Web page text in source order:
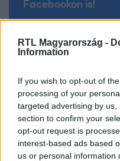
RTL Magyarország -
Information
If you wish to opt-out of
processing of your
targeted advertising by
section to confirm your
opt-out request is
interest-based ads based
us or personal information
Facebookon is!
#BARÁTOK KÖZT #
PÁRTERÁPIA #
#SOROZAT #RTL #